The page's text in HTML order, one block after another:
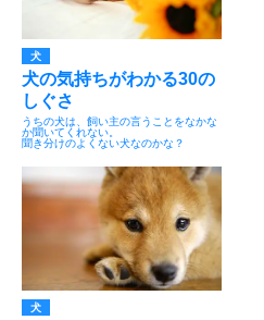
犬
犬の気持ちがわかる30の
しぐさ
うちの犬は、飼い主の言うことをなかな
か聞いてくれない。
聞き分けのよくない犬なのかな？
犬